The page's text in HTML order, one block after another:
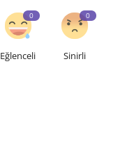
0
Eğlenceli
0
Sinirli